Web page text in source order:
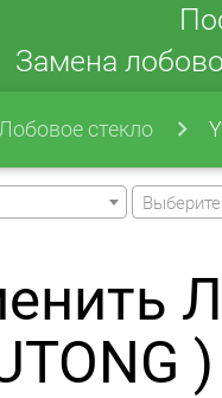
Замена
Лобовое стекло